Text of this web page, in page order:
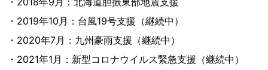
・2019年10月：台風19号支援（継続中）
・2020年7月：九州豪雨支援（継続中）
・2021年1月：新型コロナウイルス緊急支援（継続中）